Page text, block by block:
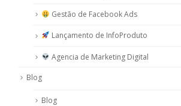
Gestão de Facebook Ads
Lançamento de InfoProduto
Agencia de Marketing Digital
Blog
Blog